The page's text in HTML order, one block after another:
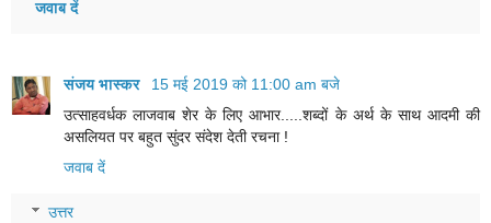
जवाब दें
संजय भास्‍कर
15 मई 2019 को 11:00 am बजे
उत्साहवर्धक लाजवाब शेर के लिए आभार.....शब्दों के अर्थ के साथ आदमी की
असलियत पर बहुत सुंदर संदेश देती रचना !
जवाब दें
उत्तर